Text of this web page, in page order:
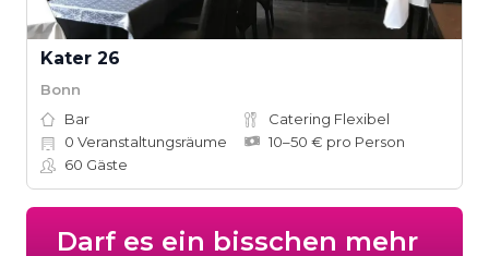
Kater 26
Bonn
Bar
Catering Flexibel
0 Veranstaltungsräume
10–50 € pro Person
60 Gäste
Darf es ein bisschen mehr